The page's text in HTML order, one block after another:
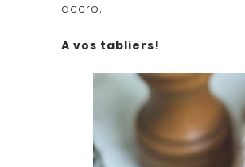
accro.
A vos tabliers!